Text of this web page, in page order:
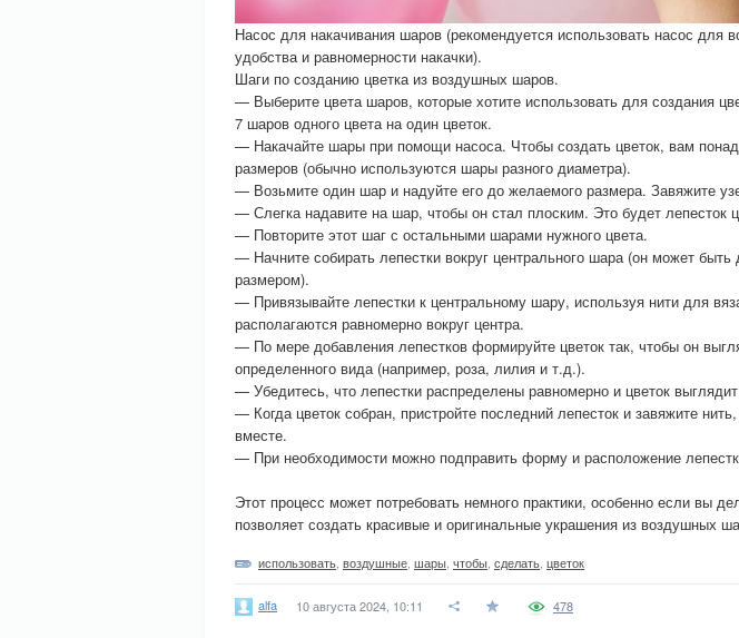
Насос для накачивания шаров (рекомендуется использовать насос для
удобства и равномерности накачки).
Шаги по созданию цветка из воздушных шаров.
— Выберите цвета шаров, которые хотите использовать для создания
7 шаров одного цвета на один цветок.
— Накачайте шары при помощи насоса. Чтобы создать цветок, вам
размеров (обычно используются шары разного диаметра).
— Возьмите один шар и надуйте его до желаемого размера. Завяжите
— Слегка надавите на шар, чтобы он стал плоским. Это будет лепесток
— Повторите этот шаг с остальными шарами нужного цвета.
— Начните собирать лепестки вокруг центрального шара (он может быть
размером).
— Привязывайте лепестки к центральному шару, используя нити для
располагаются равномерно вокруг центра.
— По мере добавления лепестков формируйте цветок так, чтобы он
определенного вида (например, роза, лилия и т.д.).
— Убедитесь, что лепестки распределены равномерно и цветок
— Когда цветок собран, пристройте последний лепесток и завяжите
вместе.
— При необходимости можно подправить форму и расположение
Этот процесс может потребовать немного практики, особенно если вы
позволяет создать красивые и оригинальные украшения из воздушных
использовать воздушные шары чтобы сделать цветок
alfa 10 августа 2024, 10:11 478